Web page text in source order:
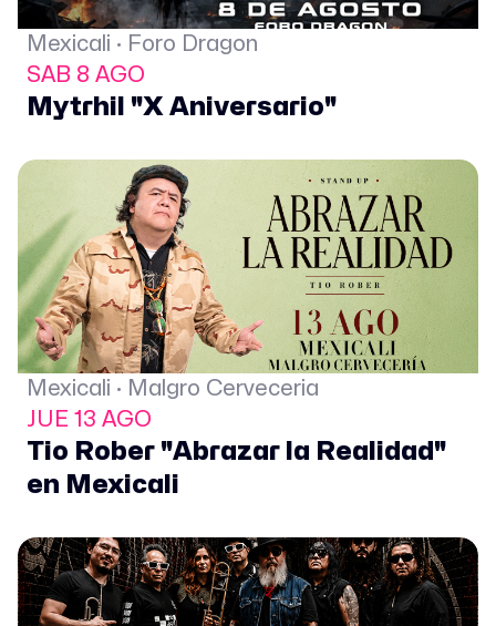
Mexicali · Foro Dragon
SAB 8 AGO
Mytrhil "X Aniversario"
Mexicali · Malgro Cerveceria
JUE 13 AGO
Tio Rober "Abrazar la Realidad"
en Mexicali